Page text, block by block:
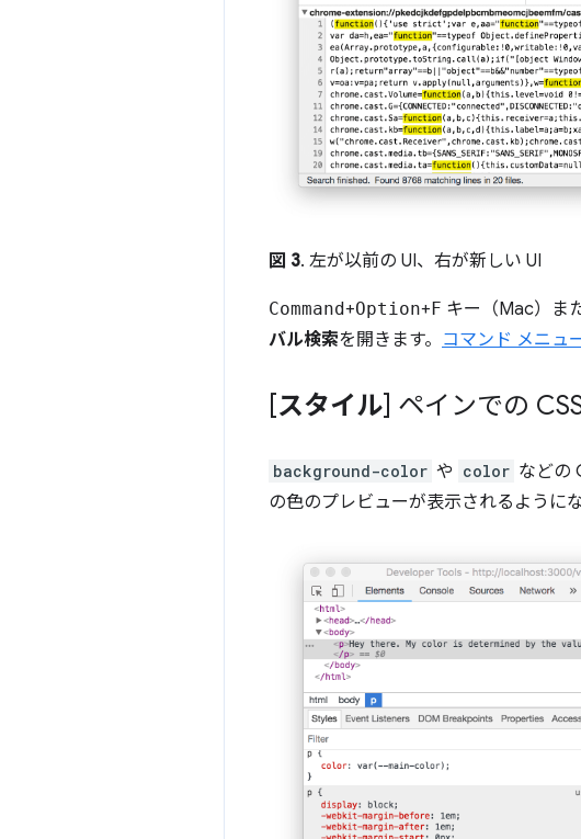
図 3. 左が以前の UI、右が新しい UI
Command+Option+F キー（Mac）ま
バル検索を開きます。 コマンド メニュ
[スタイル] ペインでの
background-color や color などの
の色のプレビューが表示されるように